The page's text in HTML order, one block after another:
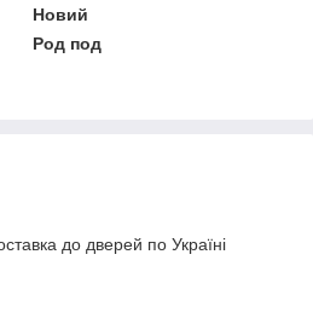
Новий
Род под
до дверей по Україні